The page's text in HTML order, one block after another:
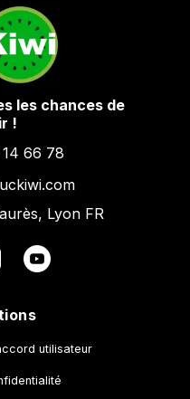
les chances de
!
66 78
Lyon FR
utilisateur